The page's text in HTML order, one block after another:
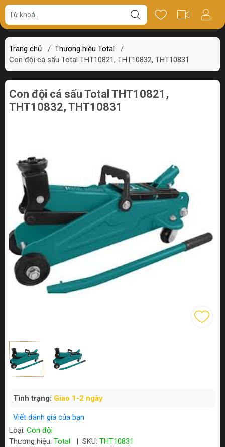
Trang chủ / Thương hiệu Total
/
Con đội cá sấu Total THT10821, THT10832, THT10831
Giá bán Review
Con đội cá sấu Total THT10821,
THT10832, THT10831
Tình trạng: Giao 1-2 ngày
Viết đánh giá của bạn
Loại: Con đội
Thương hiệu: Total SKU: THT10831